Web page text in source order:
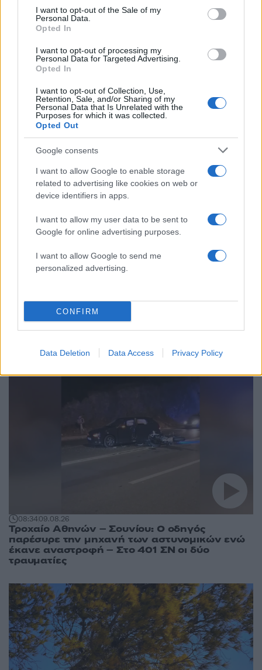
consent section.
I want to opt-out of the Sale of my
Personal Data.
Opted In
I want to opt-out of processing my
Personal Data for Targeted Advertising.
Opted In
I want to opt-out of Collection, Use,
Retention, Sale, and/or Sharing of my
Personal Data that Is Unrelated with the
Purposes for which it was collected.
Opted Out
Google consents
I want to allow Google to enable storage
related to advertising like cookies on web or
device identifiers in apps.
I want to allow my user data to be sent to
Google for online advertising purposes.
I want to allow Google to send me
personalized advertising.
CONFIRM
Data Deletion Data Access Privacy Policy
Πιο σχολιασμένα
Marfin: Η 46χρονη πήρε προθεσμία για
να απολογηθεί την Τρίτη – «Είναι αθώα,
συμμετείχε στη διαδήλωση όπως και
Βγήκαν ξανά τα μαχαίρια στην Ελπίδα
για τη Δημοκρατία: «Καρυστιανού,
Γρατσία και Γαλανός μετέτρεψαν το
κίνημα σε φοβικό αρχηγικό κόμμα»
Μεταφορές χρημάτων: Πότε μπορεί να
φόρος – Τι ισχυεί για τις γονικές παροχές
Απίστευτο κι όμως αληθινό -
Aναστέλλονται τα τακτικά ραντεβού του
αγγειοχειρουργού του νοσοκομείου
Χανίων επειδή κλάπηκε το μηχανάκι του
γιατρού
Σούπερ μάρκετ: Νέες μειώσεις τιμών –
916 προϊόντα στην εθνική πρωτοβουλία,
ανάμεσά τους 130 σχολικά
άρθρα
08:3409.08.26
Τροχαίο Αθηνών – Σουνίου: Ο οδηγός
παρέσυρε την μηχανή των αστυνομικών ενώ
έκανε αναστροφή – Στο 401 ΣΝ οι δύο
τραυματίες